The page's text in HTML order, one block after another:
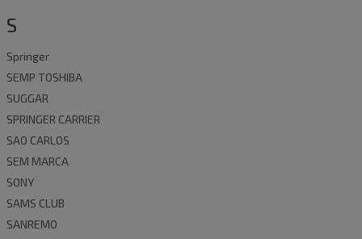
S
Springer
SEMP TOSHIBA
SUGGAR
SPRINGER CARRIER
SAO CARLOS
SEM MARCA
SONY
SAMS CLUB
SANREMO